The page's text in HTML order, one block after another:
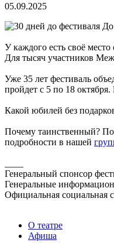
05.09.2025
До
У каждого есть своё
Для тысяч участников
Уже 35 лет фестиваль
пройдет с 5 по 18
Какой юбилей без
Почему таинственный?
подробности в нашей
Генеральный спонсор
Генеральные
Официальная социальная
О театре
Афиша